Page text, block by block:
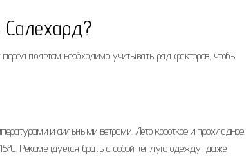
полетом необходимо учитывать ряд факторов, чтобы
и сильными ветрами. Лето короткое и прохладное.
Рекомендуется брать с собой теплую одежду, даже